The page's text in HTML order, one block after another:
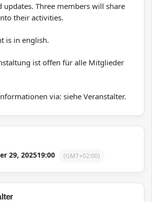
updates. Three members will share
their activities.
is in english.
ist offen für alle Mitglieder
via: siehe Veranstalter.
29, 202519:00 (GMT+02:00)